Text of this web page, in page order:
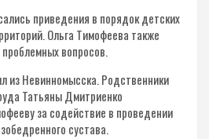
приведения в порядок детских
Ольга Тимофеева также
вопросов.
из Невинномысска. Родственники
Татьяны Дмитриенко
за содействие в проведении
сустава.